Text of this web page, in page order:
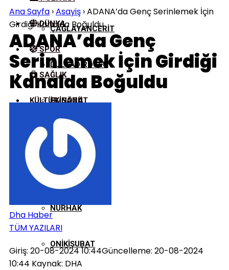
ÇAĞLAYANCERIT
DULKADIROĞLU
EKINÖZÜ
ELBISTAN
GÖKSUN
NURHAK
ONIKIŞUBAT
DÜNYA
SPOR
SAĞLIK
KÜLTÜR/SANAT
Ana Sayfa ›Asayiş ›ADANA’da Genç Serinlemek İçin
Girdiği Kanalda Boğuldu
ADANA’da Genç
Serinlemek İçin Girdiği
Kanalda Boğuldu
Dha Haber
TÜM YAZILARI
Giriş: 20-08-2024 10:44Güncelleme: 20-08-2024
10:44 Kaynak: DHA